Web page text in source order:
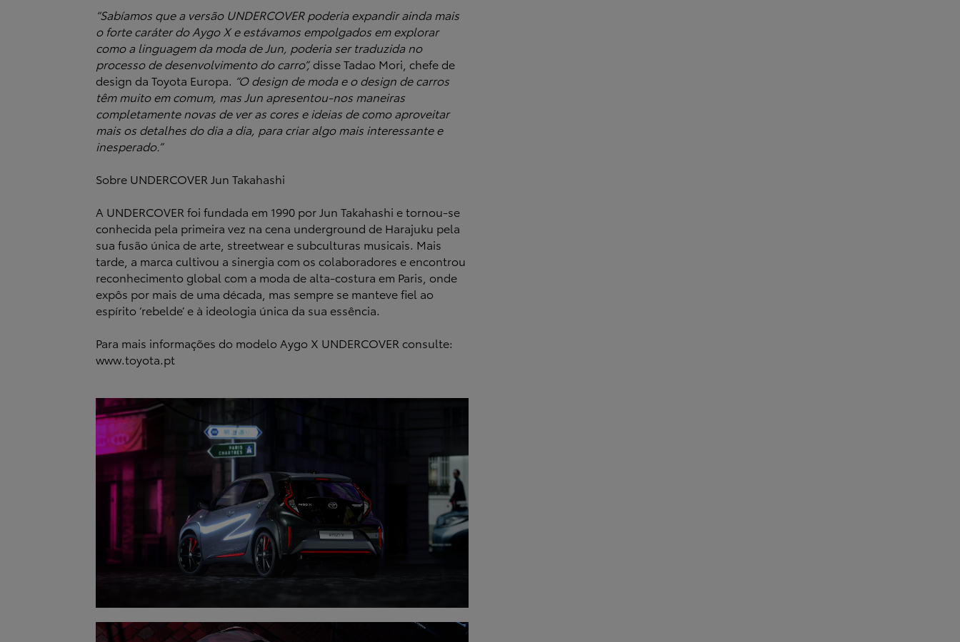
“Sabíamos que a versão UNDERCOVER poderia expandir ainda mais
o forte caráter do Aygo X e estávamos empolgados em explorar
como a linguagem da moda de Jun, poderia ser traduzida no
processo de desenvolvimento do carro”, disse Tadao Mori, chefe de
design da Toyota Europa. “O design de moda e o design de carros
têm muito em comum, mas Jun apresentou-nos maneiras
completamente novas de ver as cores e ideias de como aproveitar
mais os detalhes do dia a dia, para criar algo mais interessante e
inesperado.”
Sobre UNDERCOVER Jun Takahashi
A UNDERCOVER foi fundada em 1990 por Jun Takahashi e tornou-se
conhecida pela primeira vez na cena underground de Harajuku pela
sua fusão única de arte, streetwear e subculturas musicais. Mais
tarde, a marca cultivou a sinergia com os colaboradores e encontrou
reconhecimento global com a moda de alta-costura em Paris, onde
expôs por mais de uma década, mas sempre se manteve fiel ao
espírito ‘rebelde’ e à ideologia única da sua essência.
Para mais informações do modelo Aygo X UNDERCOVER consulte:
www.toyota.pt